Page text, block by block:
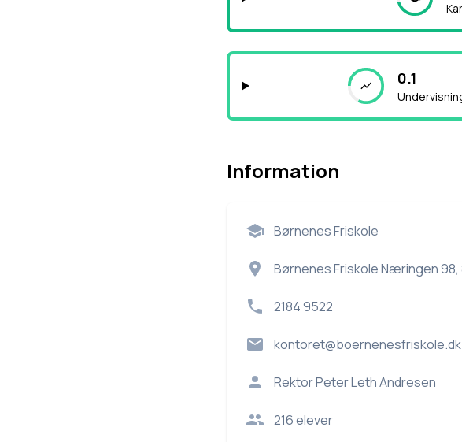
0.1
Information
Børnenes Friskole
Børnenes Friskole Næringen 98,
2184 9522
kontoret@boernenesfriskole.dk
RektorPeter Leth Andresen
216elever